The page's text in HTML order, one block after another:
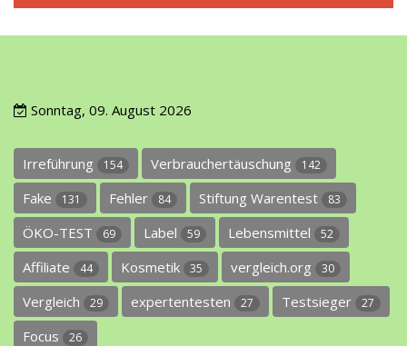
Sonntag, 09. August 2026
Irreführung 154 Verbrauchertäuschung 142
Fake 131 Fehler 84 Stiftung Warentest 83
ÖKO-TEST 69 Label 59 Lebensmittel 52
Affiliate 44 Kosmetik 35 vergleich.org 30
Vergleich 29 expertentesten 27 Testsieger 27
Focus 26